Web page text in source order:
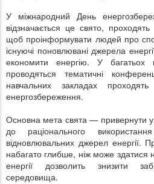
У міжнародний День
відзначається це свято,
щоб проінформувати людей про
існуючі поновлювані джерела
економити енергію. У
проводяться тематичні
навчальних закладах
енергозбереження.
Основна мета свята — привернути
до раціонального
відновлювальних джерел енергії.
набагато глибше, ніж може здатися
енергії дозволить знизити
середовища.